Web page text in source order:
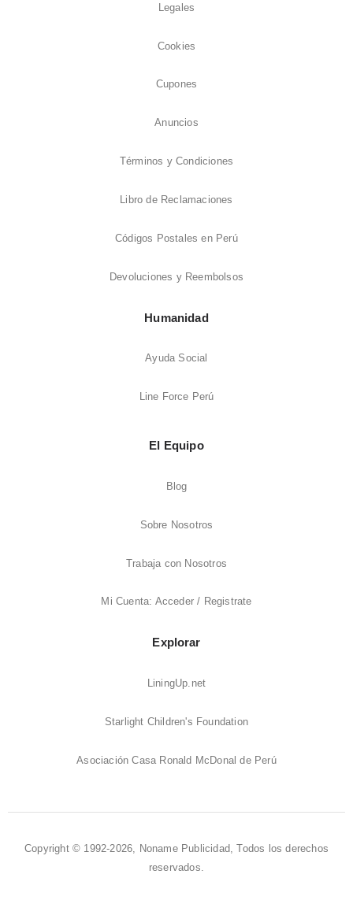
Legales
Cookies
Cupones
Anuncios
Términos y Condiciones
Libro de Reclamaciones
Códigos Postales en Perú
Devoluciones y Reembolsos
Humanidad
Ayuda Social
Line Force Perú
El Equipo
Blog
Sobre Nosotros
Trabaja con Nosotros
Mi Cuenta: Acceder / Registrate
Explorar
LiningUp.net
Starlight Children's Foundation
Asociación Casa Ronald McDonal de Perú
Copyright © 1992-2026, Noname Publicidad, Todos los derechos
reservados.